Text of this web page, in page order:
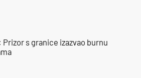
s granice izazvao burnu